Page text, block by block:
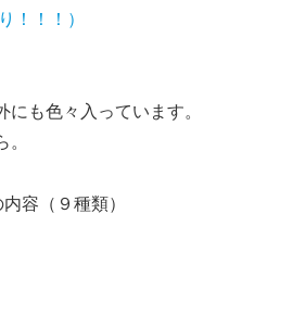
！！！）
にも色々入っています。
容（９種類）